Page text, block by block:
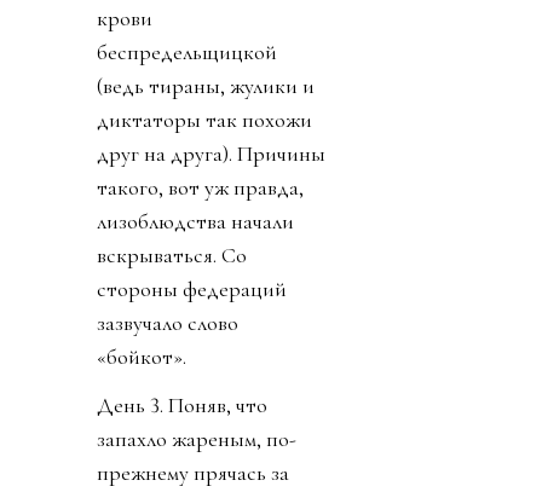
крови
беспредельщицкой
(ведь тираны, жулики и
диктаторы так похожи
друг на друга). Причины
такого, вот уж правда,
лизоблюдства начали
вскрываться. Со
стороны федераций
зазвучало слово
«бойкот».
День 3. Поняв, что
запахло жареным, по-
прежнему прячась за